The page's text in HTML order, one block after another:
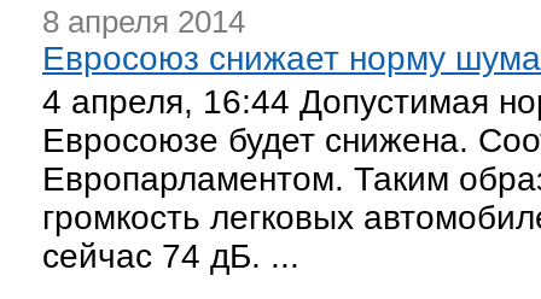
8 апреля 2014
Евросоюз снижает норму
4 апреля, 16:44 Допустимая
Евросоюзе будет снижена.
Европарламентом. Таким
громкость легковых
сейчас 74 дБ. ...